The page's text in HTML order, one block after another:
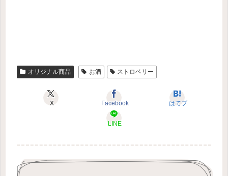
オリジナル商品 お酒 ストロベリー
X Facebook はてブ
LINE